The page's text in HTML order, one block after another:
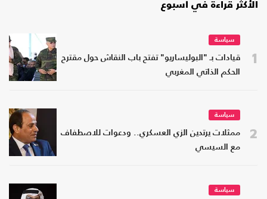
الأكثر قراءة في أسبوع
1
سياسة
قيادات بـ "البوليساريو" تفتح باب النقاش حول مقترح
الحكم الذاتي المغربي
2
سياسة
ممثلات يرتدين الزي العسكري.. ودعوات للاصطفاف
مع السيسي
سياسة